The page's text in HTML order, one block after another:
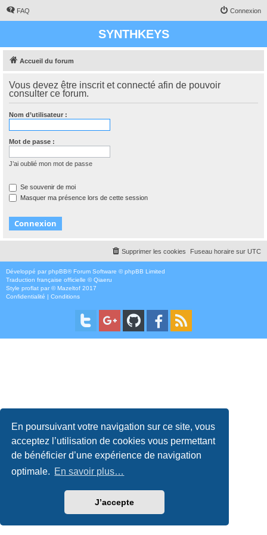
En poursuivant votre navigation sur ce site, vous
acceptez l’utilisation de cookies vous permettant
de bénéficier d’une expérience de navigation
optimale. En savoir plus…
J’accepte
FAQ Connexion
SYNTHKEYS
Accueil du forum
Vous devez être inscrit et connecté afin de pouvoir
consulter ce forum.
Nom d’utilisateur :
Mot de passe :
J’ai oublié mon mot de passe
Se souvenir de moi
Masquer ma présence lors de cette session
Fuseau horaire sur UTC
Supprimer les cookies
Développé par phpBB® Forum Software © phpBB Limited
Traduction française officielle ©Qiaeru
Style proflat par ©Mazeltof 2017
Confidentialité | Conditions